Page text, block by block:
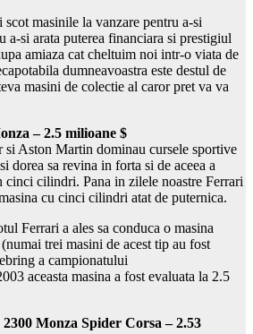
masinile la vanzare pentru a-si
a-si arata puterea financiara si prestigiul
amiaza cat cheltuim noi intr-o viata de
dumneavoastra este destul de
masini de colectie al caror pret va va
– 2.5 milioane $
si Aston Martin dominau cursele sportive
dorea sa revina in forta si de aceea a
cinci cilindri. Pana in zilele noastre Ferrari
cu cinci cilindri atat de puternica.
Ferrari a ales sa conduca o masina
trei masini de acest tip au fost
a campionatului
aceasta masina a fost evaluata la 2.5
Monza Spider Corsa – 2.53